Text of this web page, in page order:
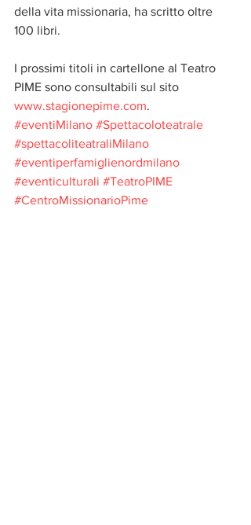
della vita missionaria, ha scritto oltre
100 libri.
I prossimi titoli in cartellone al Teatro
PIME sono consultabili sul sito
www.stagionepime.com.
#eventiMilano #Spettacoloteatrale
#spettacoliteatraliMilano
#eventiperfamiglienordmilano
#eventiculturali #TeatroPIME
#CentroMissionarioPime